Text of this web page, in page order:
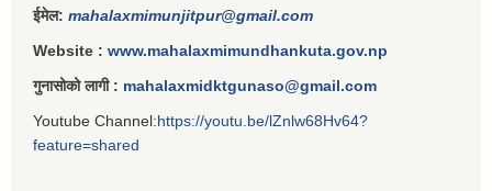
ईमेल: mahalaxmimunjitpur@gmail.com
Website : www.mahalaxmimundhankuta.gov.np
गुनासोको लागी : mahalaxmidktgunaso@gmail.com
Youtube Channel:https://youtu.be/lZnlw68Hv64?
feature=shared